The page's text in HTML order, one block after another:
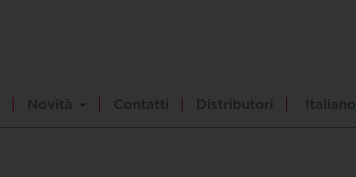
Novità Contatti Distributori Italiano